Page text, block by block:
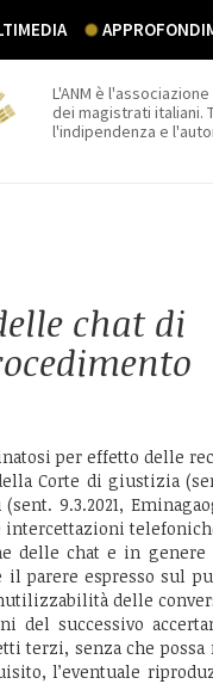
L'ANM è
dei magistrati italiani.
l'indipendenza e
chat di
per effetto delle
Corte di giustizia
9.3.2021,
delle chat e in
parere espresso sul
delle
del successivo
terzi, senza che
l’eventuale